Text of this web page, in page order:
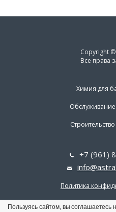
Copyright
Все права
Химия для
+7 (961)
Политика
Пользуясь сайтом, вы соглашаетесь